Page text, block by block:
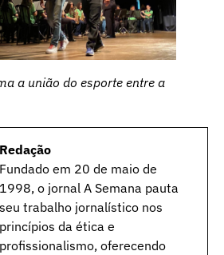
a união do esporte entre a
Redação
Fundado em 20 de maio de
1998, o jornal A Semana pauta
seu trabalho jornalístico nos
princípios da ética e
profissionalismo, oferecendo